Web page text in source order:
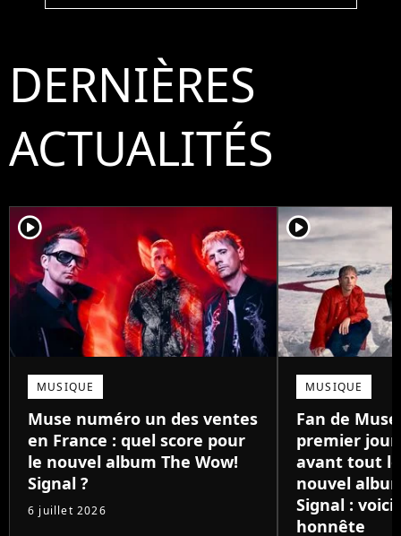
DERNIÈRES
ACTUALITÉS
player2
MUSIQUE
Muse numéro un des ventes
en France : quel score pour
le nouvel album The Wow!
Signal ?
6 juillet 2026
player2
MUSIQUE
Fan de
premier
avant tout
nouvel
Signal : voici
honnête